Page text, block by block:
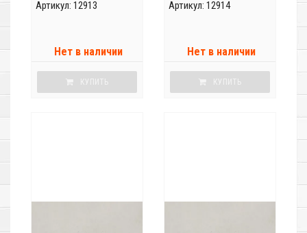
Артикул: 12913
Нет в наличии
КУПИТЬ
Артикул: 12914
Нет в наличии
КУПИТЬ